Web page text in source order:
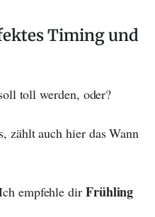
Timing und
toll werden, oder?
zählt auch hier das Wann
empfehle dir Frühling